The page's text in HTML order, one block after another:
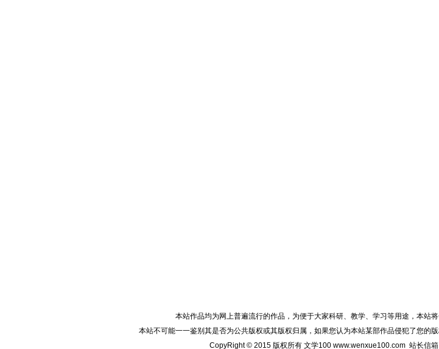
本站作品均为网上普遍流行的作品，为便于大家科研、教学、学习等用途，本站
本站不可能一一鉴别其是否为公共版权或其版权归属，如果您认为本站某部作品侵犯了您的
CopyRight © 2015 版权所有 文学100 www.wenxue100.com 站长信